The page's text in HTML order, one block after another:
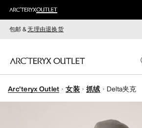
包邮 &无理由退换货
女装
Arc'teryx Outlet 女装 抓绒 Delta夹克